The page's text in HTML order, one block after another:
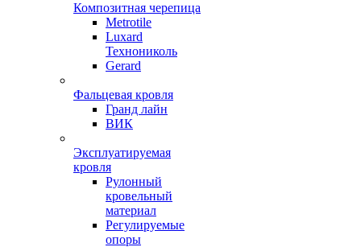
Композитная черепица
Metrotile
Luxard
Технониколь
Gerard
Фальцевая кровля
Гранд лайн
ВИК
Эксплуатируемая
кровля
Рулонный
кровельный
материал
Регулируемые
опоры